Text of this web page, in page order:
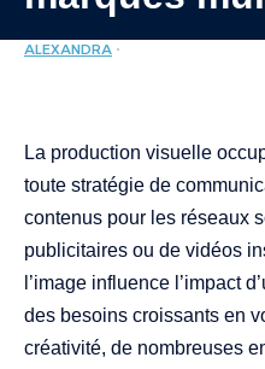
ALEXANDRA
La production visuelle
toute stratégie de
contenus pour les réseaux
publicitaires ou de vidéos
l’image influence l’impact
des besoins croissants en
créativité, de nombreuses